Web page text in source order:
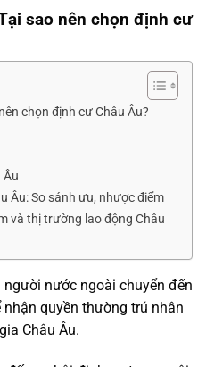
sao nên chọn định cư
chọn định cư Châu Âu?
Âu
Âu: So sánh ưu, nhược điểm
và thị trường lao động Châu
người nước ngoài chuyển đến
quyền thường trú nhân
Châu Âu.